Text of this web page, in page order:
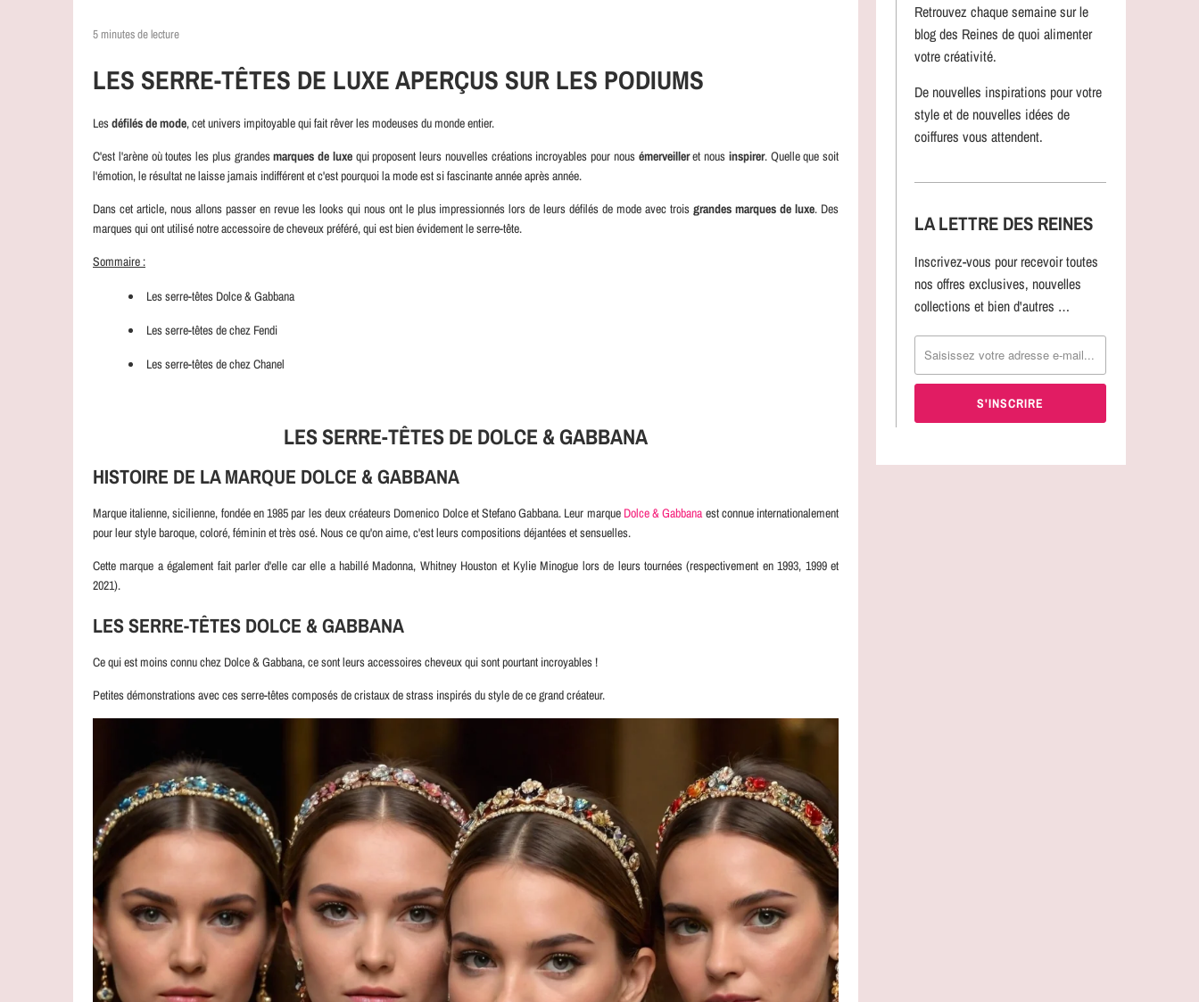
5 minutes de lecture
LES SERRE-TÊTES DE LUXE APERÇUS SUR LES PODIUMS
Lesdéfilés de mode, cet univers impitoyable qui fait rêver les modeuses du monde entier.
C'est l'arène où toutes les plus grandesmarques de luxequi proposent leurs nouvelles créations incroyables pour nous émerveilleret nous inspirer. Quelle que soit
l'émotion, le résultat ne laisse jamais indifférent et c'est pourquoi la mode est si fascinante année après année.
Dans cet article, nous allons passer en revue les looks qui nous ont le plus impressionnés lors de leurs défilés de mode avec troisgrandes marques de luxe. Des
marques qui ont utilisé notre accessoire de cheveux préféré, qui est bien évidement le serre-tête.
Sommaire :
Les serre-têtes Dolce & Gabbana
Les serre-têtes de chez Fendi
Les serre-têtes de chez Chanel
LES SERRE-TÊTES DE DOLCE & GABBANA
HISTOIRE DE LA MARQUE DOLCE & GABBANA
Marque italienne, sicilienne, fondée en 1985 par les deux créateurs Domenico Dolce et Stefano Gabbana. Leur marque Dolce & Gabbanaest connue internationalement
pour leur style baroque, coloré, féminin et très osé. Nous ce qu'on aime, c'est leurs compositions déjantées et sensuelles.
Cette marque a également fait parler d'elle car elle a habillé Madonna, Whitney Houston et Kylie Minogue lors de leurs tournées (respectivement en 1993, 1999 et
2021).
LES SERRE-TÊTES DOLCE & GABBANA
Ce qui est moins connu chez Dolce & Gabbana, ce sont leurs accessoires cheveux qui sont pourtant incroyables !
Petites démonstrations avec ces serre-têtes composés de cristaux de strass inspirés du style de ce grand créateur.
Retrouvez chaque semaine sur le
blog des Reines de quoi alimenter
votre créativité.
De nouvelles inspirations pour votre
style et de nouvelles idées de
coiffures vous attendent.
LA LETTRE DES REINES
Inscrivez-vous pour recevoir toutes
nos offres exclusives, nouvelles
collections et bien d'autres …